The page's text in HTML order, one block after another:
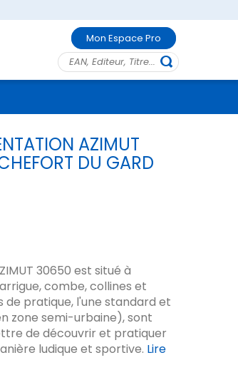
Mon Espace Pro
AZIMUT
DU GARD
30650 est situé à
combe, collines et
de pratique, l'une standard et
zone semi-urbaine), sont
de découvrir et pratiquer
ludique et sportive. Lire